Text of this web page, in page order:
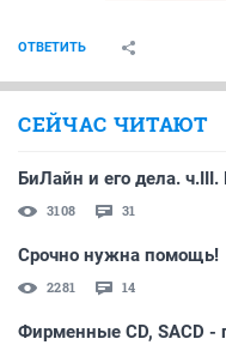
ОТВЕТИТЬ
СЕЙЧАС ЧИТАЮТ
БиЛайн и его дела.
3108 31
Срочно нужна помощь!
2281 14
Фирменные CD, SACD -